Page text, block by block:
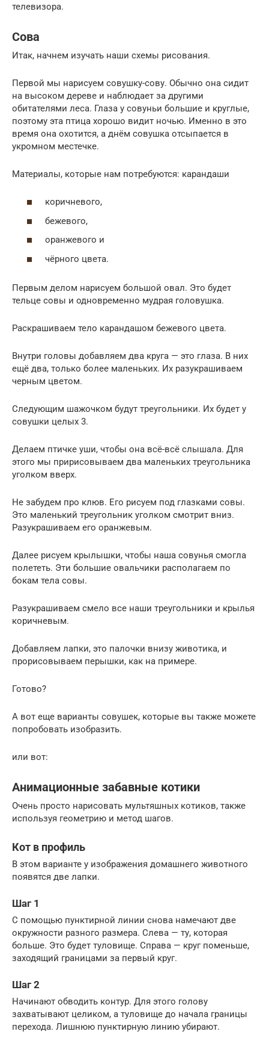
телевизора.
Сова
Итак, начнем изучать наши схемы рисования.
Первой мы нарисуем совушку-сову. Обычно она сидит
на высоком дереве и наблюдает за другими
обитателями леса. Глаза у совуньи большие и круглые,
поэтому эта птица хорошо видит ночью. Именно в это
время она охотится, а днём совушка отсыпается в
укромном местечке.
Материалы, которые нам потребуются: карандаши
коричневого,
бежевого,
оранжевого и
чёрного цвета.
Первым делом нарисуем большой овал. Это будет
тельце совы и одновременно мудрая головушка.
Раскрашиваем тело карандашом бежевого цвета.
Внутри головы добавляем два круга — это глаза. В них
ещё два, только более маленьких. Их разукрашиваем
черным цветом.
Следующим шажочком будут треугольники. Их будет у
совушки целых 3.
Делаем птичке уши, чтобы она всё-всё слышала. Для
этого мы пририсовываем два маленьких треугольника
уголком вверх.
Не забудем про клюв. Его рисуем под глазками совы.
Это маленький треугольник уголком смотрит вниз.
Разукрашиваем его оранжевым.
Далее рисуем крылышки, чтобы наша совунья смогла
полететь. Эти большие овальчики располагаем по
бокам тела совы.
Разукрашиваем смело все наши треугольники и крылья
коричневым.
Добавляем лапки, это палочки внизу животика, и
прорисовываем перышки, как на примере.
Готово?
А вот еще варианты совушек, которые вы также можете
попробовать изобразить.
или вот:
Анимационные забавные котики
Очень просто нарисовать мультяшных котиков, также
используя геометрию и метод шагов.
Кот в профиль
В этом варианте у изображения домашнего животного
появятся две лапки.
Шаг 1
С помощью пунктирной линии снова намечают две
окружности разного размера. Слева — ту, которая
больше. Это будет туловище. Справа — круг поменьше,
заходящий границами за первый круг.
Шаг 2
Начинают обводить контур. Для этого голову
захватывают целиком, а туловище до начала границы
перехода. Лишнюю пунктирную линию убирают.